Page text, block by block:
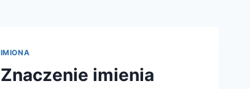
IMIONA
Znaczenie imienia